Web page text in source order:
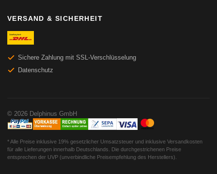
VERSAND & SICHERHEIT
Sichere Zahlung mit SSL-Verschlüsselung
Datenschutz
© 2026 Delphinus GmbH
* Alle Preise inklusive 19% gesetzlicher Umsatzsteuer und inklusive Versandkosten
für alle Lieferungen innerhalb Deutschlands. Die durchgestrichenen Preise
entsprechen der UVP (unverbindliche Preisempfehlung des Herstellers).